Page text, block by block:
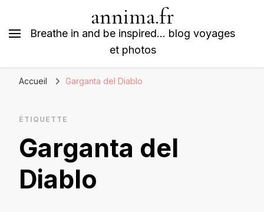
annima.fr
Breathe in and be inspired… blog voyages
et photos
Accueil Garganta del Diablo
ÉTIQUETTE
Garganta del
Diablo